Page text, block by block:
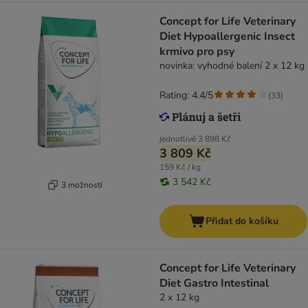
3 možností
Concept for Life Veterinary
Diet Hypoallergenic Insect
krmivo pro psy
novinka: vyhodné balení 2 x 12 kg
jednotlivě 3 898 Kč
3 809 Kč
159 Kč / kg
3 542 Kč
Rating: 4.4/5 (33)
Přidat do košíku
Concept for Life Veterinary
Diet Gastro Intestinal
2 x 12 kg